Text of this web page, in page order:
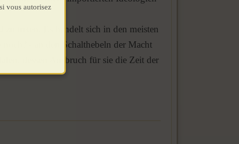
treten. Es handelt sich in den meisten
- an den Schalthebeln der Macht
dessen Ausbruch für sie die Zeit der
vous autorisez